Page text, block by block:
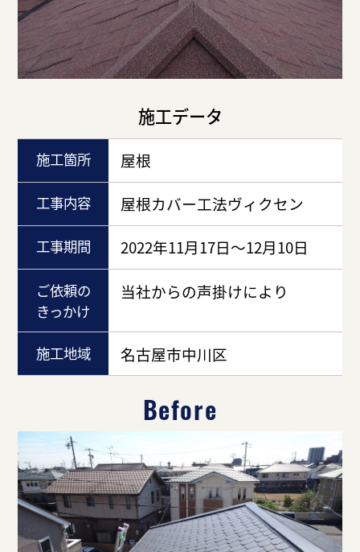
施工データ
施工箇所 屋根
工事内容 屋根カバー工法ヴィクセン
工事期間 2022年11月17日～12月10日
ご依頼の
きっかけ
当社からの声掛けにより
施工地域 名古屋市中川区
Before